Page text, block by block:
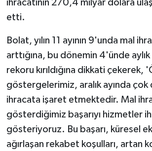
ihracatının 270,4 milyar dolara
etti.
Bolat, yılın 11 ayının 9'unda mal
arttığına, bu dönemin 4'ünde aylık
rekoru kırıldığına dikkati çekerek,
göstergelerimiz, aralık ayında çok
ihracata işaret etmektedir. Mal
gösterdiğimiz başarıyı hizmetler
gösteriyoruz. Bu başarı, küresel
ağırlaşan rekabet koşulları, artan